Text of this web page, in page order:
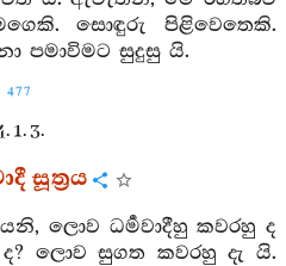
සොඳුරු පිළිවෙතෙකි.
පමාවිමට සුදුසු යි.
477
1. 3.
සූත්‍රය
ලොව ධර්‍මවාදීහු කවරහු ද
ලොව සුගත කවරහු දැ යි.